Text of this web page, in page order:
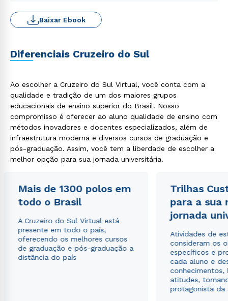
Baixar Ebook
Diferenciais Cruzeiro do Sul
Ao escolher a Cruzeiro do Sul Virtual, você conta com a
qualidade e tradição de um dos maiores grupos
educacionais de ensino superior do Brasil. Nosso
compromisso é oferecer ao aluno qualidade de ensino com
métodos inovadores e docentes especializados, além de
infraestrutura moderna e diversos cursos de graduação e
pós-graduação. Assim, você tem a liberdade de escolher a
melhor opção para sua jornada universitária.
Mais de 1300 polos em
todo o Brasil
A Cruzeiro do Sul Virtual está
presente em todo o país,
oferecendo os melhores cursos
de graduação e pós-graduação a
distância do país
Trilhas
para a sua
jornada
Atividades de
consideram os
específicos e
cada aluno e
conhecimentos,
atitudes,
protagonista da